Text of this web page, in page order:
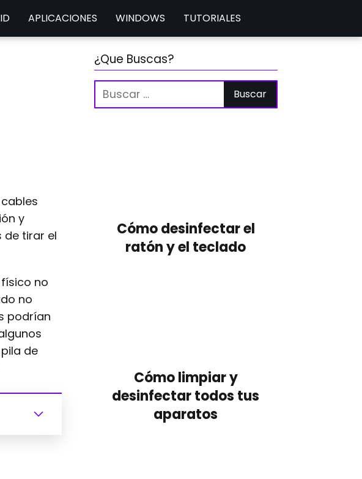
APLICACIONES WINDOWS TUTORIALES
y
de tirar el
no
no
podrían
de
¿Que Buscas?
Cómo desinfectar el
ratón y el teclado
Cómo limpiar y
desinfectar todos tus
aparatos